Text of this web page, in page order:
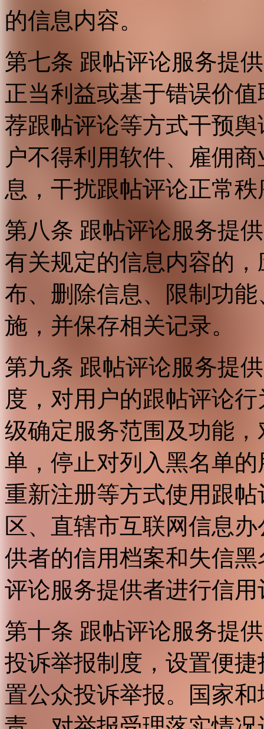
的信息内容。
第七条 跟帖评论服务提
正当利益或基于错误价
荐跟帖评论等方式干预
户不得利用软件、雇佣
息，干扰跟帖评论正常
第八条 跟帖评论服务提
有关规定的信息内容的
布、删除信息、限制功
施，并保存相关记录。
第九条 跟帖评论服务提
度，对用户的跟帖评论
级确定服务范围及功能
单，停止对列入黑名单
重新注册等方式使用跟
区、直辖市互联网信息
供者的信用档案和失信
评论服务提供者进行信用
第十条 跟帖评论服务提
投诉举报制度，设置便
置公众投诉举报。国家